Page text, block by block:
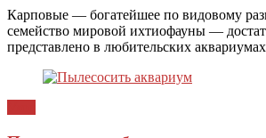
Карповые — богатейшее по видовому
семейство мировой ихтиофауны —
представлено в любительских